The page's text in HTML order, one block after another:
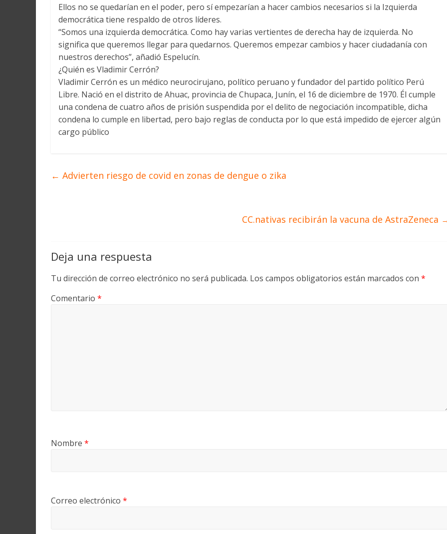
Ellos no se quedarían en el poder, pero sí empezarían a hacer cambios necesarios si la Izquierda
democrática tiene respaldo de otros líderes.
“Somos una izquierda democrática. Como hay varias vertientes de derecha hay de izquierda. No
significa que queremos llegar para quedarnos. Queremos empezar cambios y hacer ciudadanía con
nuestros derechos”, añadió Espelucín.
¿Quién es Vladimir Cerrón?
Vladimir Cerrón es un médico neurocirujano, político peruano y fundador del partido político Perú
Libre. Nació en el distrito de Ahuac, provincia de Chupaca, Junín, el 16 de diciembre de 1970. Él cumple
una condena de cuatro años de prisión suspendida por el delito de negociación incompatible, dicha
condena lo cumple en libertad, pero bajo reglas de conducta por lo que está impedido de ejercer algún
cargo público
← Advierten riesgo de covid en zonas de dengue o zika
CC.nativas recibirán la vacuna de AstraZeneca
Deja una respuesta
Tu dirección de correo electrónico no será publicada. Los campos obligatorios están marcados con *
Comentario *
Nombre *
Correo electrónico *